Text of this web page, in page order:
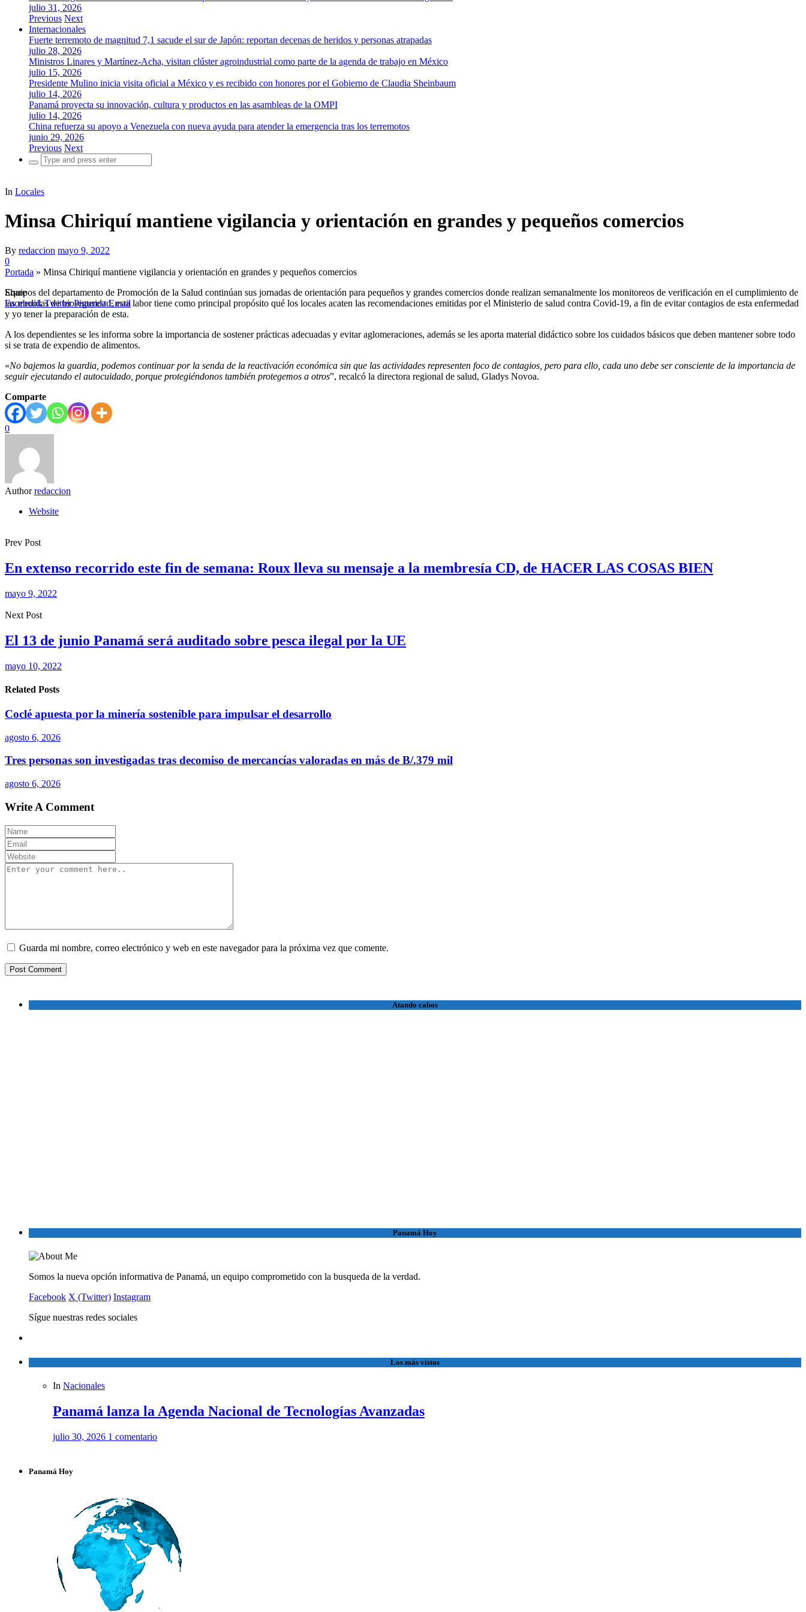
julio 31, 2026
Previous Next
Internacionales
Fuerte terremoto de magnitud 7,1 sacude el sur de Japón: reportan decenas de heridos y personas atrapadas
julio 28, 2026
Ministros Linares y Martínez-Acha, visitan clúster agroindustrial como parte de la agenda de trabajo en México
julio 15, 2026
Presidente Mulino inicia visita oficial a México y es recibido con honores por el Gobierno de Claudia Sheinbaum
julio 14, 2026
Panamá proyecta su innovación, cultura y productos en las asambleas de la OMPI
julio 14, 2026
China refuerza su apoyo a Venezuela con nueva ayuda para atender la emergencia tras los terremotos
junio 29, 2026
Previous Next
Search
for:
In Locales
Minsa Chiriquí mantiene vigilancia y orientación en grandes y pequeños comercios
By redaccion mayo 9, 2022
0
Portada » Minsa Chiriquí mantiene vigilancia y orientación en grandes y pequeños comercios
Share
Facebook Twitter Pinterest Email
Equipos del departamento de Promoción de la Salud continúan sus jornadas de orientación para pequeños y grandes comercios donde realizan semanalmente los monitoreos de verificación en el cumplimiento de
las medidas de bioseguridad, esta labor tiene como principal propósito qué los locales acaten las recomendaciones emitidas por el Ministerio de salud contra Covid-19, a fin de evitar contagios de esta enfermedad
y yo tener la preparación de esta.
A los dependientes se les informa sobre la importancia de sostener prácticas adecuadas y evitar aglomeraciones, además se les aporta material didáctico sobre los cuidados básicos que deben mantener sobre todo
si se trata de expendio de alimentos.
«No bajemos la guardia, podemos continuar por la senda de la reactivación económica sin que las actividades representen foco de contagios, pero para ello, cada uno debe ser consciente de la importancia de
seguir ejecutando el autocuidado, porque protegiéndonos también protegemos a otros”, recalcó la directora regional de salud, Gladys Novoa.
Comparte
0
Author redaccion
Website
Prev Post
En extenso recorrido este fin de semana: Roux lleva su mensaje a la membresía CD, de HACER LAS COSAS BIEN
mayo 9, 2022
Next Post
El 13 de junio Panamá será auditado sobre pesca ilegal por la UE
mayo 10, 2022
Related Posts
Coclé apuesta por la minería sostenible para impulsar el desarrollo
agosto 6, 2026
Tres personas son investigadas tras decomiso de mercancías valoradas en más de B/.379 mil
agosto 6, 2026
Write A Comment
Guarda mi nombre, correo electrónico y web en este navegador para la próxima vez que comente.
Atando cabos
Panamá Hoy
Somos la nueva opción informativa de Panamá, un equipo comprometido con la busqueda de la verdad.
Facebook X (Twitter) Instagram
Sígue nuestras redes sociales
Los más vistos
In Nacionales
Panamá lanza la Agenda Nacional de Tecnologías Avanzadas
julio 30, 2026 1 comentario
Panamá Hoy